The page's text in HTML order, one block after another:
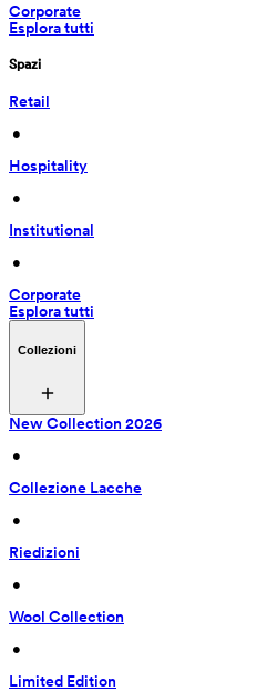
Corporate
Esplora tutti
Spazi
Retail
•
Hospitality
•
Institutional
•
Corporate
Esplora tutti
Collezioni
New Collection 2026
•
Collezione Lacche
•
Riedizioni
•
Wool Collection
•
Limited Edition